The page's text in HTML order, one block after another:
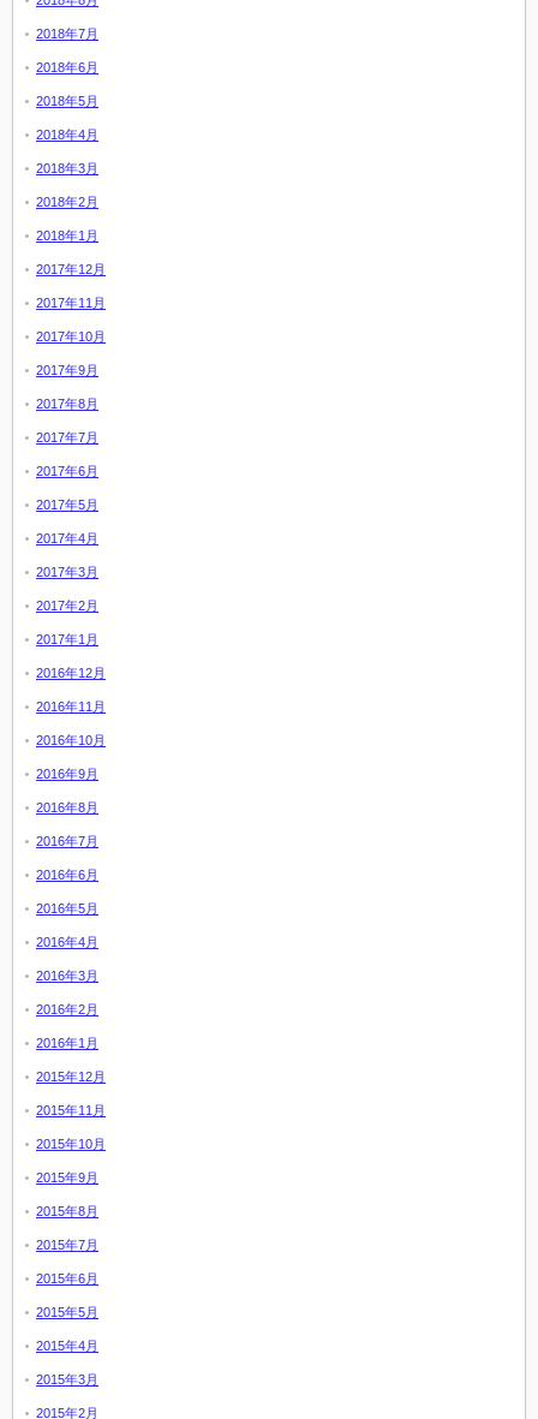
2018年7月
2018年6月
2018年5月
2018年4月
2018年3月
2018年2月
2018年1月
2017年12月
2017年11月
2017年10月
2017年9月
2017年8月
2017年7月
2017年6月
2017年5月
2017年4月
2017年3月
2017年2月
2017年1月
2016年12月
2016年11月
2016年10月
2016年9月
2016年8月
2016年7月
2016年6月
2016年5月
2016年4月
2016年3月
2016年2月
2016年1月
2015年12月
2015年11月
2015年10月
2015年9月
2015年8月
2015年7月
2015年6月
2015年5月
2015年4月
2015年3月
2015年2月